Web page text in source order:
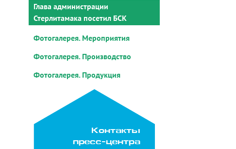
Глава администрации
Стерлитамака посетил БСК
Фотогалерея. Мероприятия
Фотогалерея. Производство
Фотогалерея. Продукция
Контакты
пресс-центра